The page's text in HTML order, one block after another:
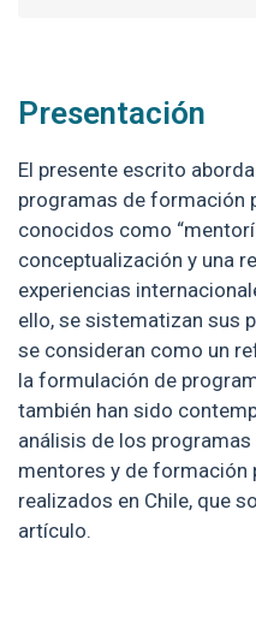
Presentación
El presente escrito
programas de formación
conocidos como
conceptualización y una
experiencias
ello, se sistematizan sus
se consideran como un
la formulación de
también han sido
análisis de los
mentores y de formación
realizados en Chile, que
artículo.